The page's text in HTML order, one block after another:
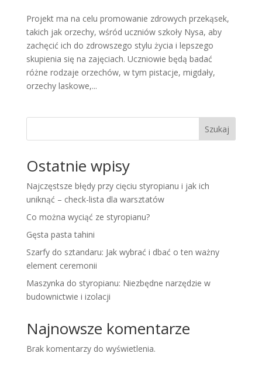
Projekt ma na celu promowanie zdrowych przekąsek,
takich jak orzechy, wśród uczniów szkoły Nysa, aby
zachęcić ich do zdrowszego stylu życia i lepszego
skupienia się na zajęciach. Uczniowie będą badać
różne rodzaje orzechów, w tym pistacje, migdały,
orzechy laskowe,...
Szukaj
Ostatnie wpisy
Najczęstsze błędy przy cięciu styropianu i jak ich
uniknąć – check-lista dla warsztatów
Co można wyciąć ze styropianu?
Gęsta pasta tahini
Szarfy do sztandaru: Jak wybrać i dbać o ten ważny
element ceremonii
Maszynka do styropianu: Niezbędne narzędzie w
budownictwie i izolacji
Najnowsze komentarze
Brak komentarzy do wyświetlenia.